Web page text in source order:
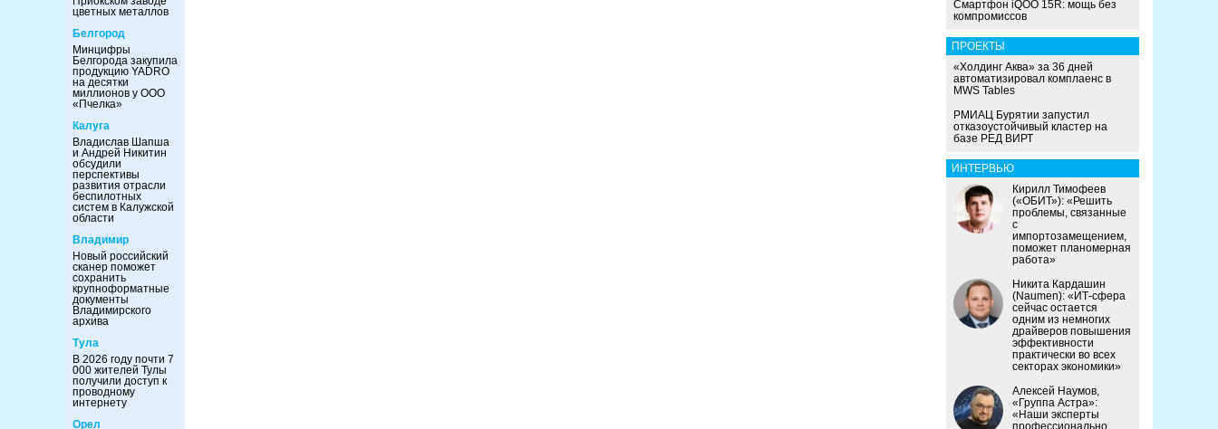
цветных металлов
Белгород
Минцифры
Белгорода закупила
продукцию YADRO
на десятки
миллионов у ООО
«Пчелка»
Калуга
Владислав Шапша
и Андрей Никитин
обсудили
перспективы
развития отрасли
беспилотных
систем в Калужской
области
Владимир
Новый российский
сканер поможет
сохранить
крупноформатные
документы
Владимирского
архива
Тула
В 2026 году почти 7
000 жителей Тулы
получили доступ к
проводному
интернету
Орел
Смартфон iQOO 15R: мощь без
компромиссов
ПРОЕКТЫ
«Холдинг Аква» за 36 дней
автоматизировал комплаенс в
MWS Tables
РМИАЦ Бурятии запустил
отказоустойчивый кластер на
базе РЕД ВИРТ
ИНТЕРВЬЮ
Кирилл Тимофеев
(«ОБИТ»): «Решить
проблемы, связанные
с
импортозамещением,
поможет планомерная
работа»
Никита Кардашин
(Naumen): «ИТ-сфера
сейчас остается
одним из немногих
драйверов повышения
эффективности
практически во всех
секторах экономики»
Алексей Наумов,
«Группа Астра»:
«Наши эксперты